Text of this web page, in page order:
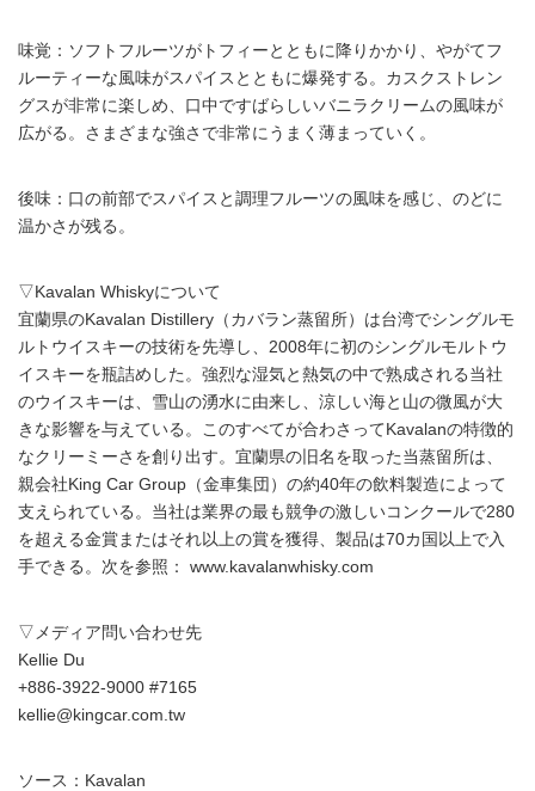
味覚：ソフトフルーツがトフィーとともに降りかかり、やがてフ
ルーティーな風味がスパイスとともに爆発する。カスクストレン
グスが非常に楽しめ、口中ですばらしいバニラクリームの風味が
広がる。さまざまな強さで非常にうまく薄まっていく。
後味：口の前部でスパイスと調理フルーツの風味を感じ、のどに
温かさが残る。
▽Kavalan Whiskyについて
宜蘭県のKavalan Distillery（カバラン蒸留所）は台湾でシングルモ
ルトウイスキーの技術を先導し、2008年に初のシングルモルトウ
イスキーを瓶詰めした。強烈な湿気と熱気の中で熟成される当社
のウイスキーは、雪山の湧水に由来し、涼しい海と山の微風が大
きな影響を与えている。このすべてが合わさってKavalanの特徴的
なクリーミーさを創り出す。宜蘭県の旧名を取った当蒸留所は、
親会社King Car Group（金車集団）の約40年の飲料製造によって
支えられている。当社は業界の最も競争の激しいコンクールで280
を超える金賞またはそれ以上の賞を獲得、製品は70カ国以上で入
手できる。次を参照： www.kavalanwhisky.com
▽メディア問い合わせ先
Kellie Du
+886-3922-9000 #7165
kellie@kingcar.com.tw
ソース：Kavalan